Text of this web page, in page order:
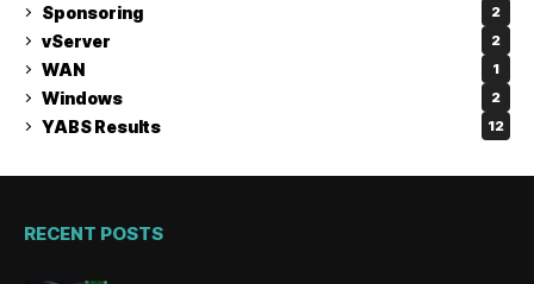
Sponsoring 2
vServer 2
WAN 1
Windows 2
YABS Results 12
RECENT POSTS